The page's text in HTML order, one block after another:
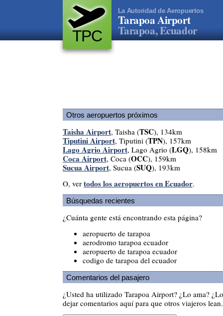
TPC
La Autoridad de Aeropuertos
Tarapoa Airport
Tarapoa, Ecuador
Otros aeropuertos próximos
Taisha Airport, Taisha (TSC), 134km
Tiputini Airport, Tiputini (TPN), 157km
Lago Agrio Airport, Lago Agrio (LGQ), 158km
Coca Airport, Coca (OCC), 159km
Sucua Airport, Sucua (SUQ), 193km
O, ver todos los aeropuertos en Ecuador.
Búsquedas recientes
¿Cuánta gente está encontrando esta página?
aeropuerto de tarapoa
aerodromo tarapoa ecuador
aeropuerto de tarapoa ecuador
codigo de tarapoa del ecuador
Comentarios del pasajero
¿Usted ha utilizado Tarapoa Airport? ¿Lo ama?
dejar comentarios aquí para que otros viajeros lean.